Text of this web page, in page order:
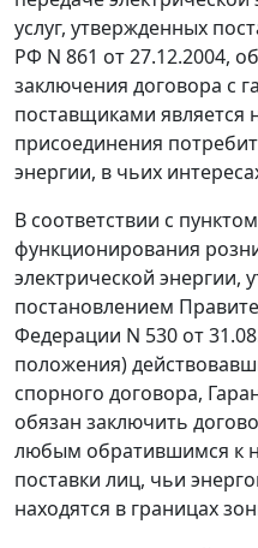
услуг, утвержденных
РФ N 861 от 27.12.2004,
заключения договора с
поставщиками является
присоединения
энергии, в чьих
В соответствии с
функционирования
электрической энергии,
постановлением
Федерации N 530 от
положения)
спорного договора,
обязан заключить
любым обратившимся к
поставки лиц, чьи
находятся в границах